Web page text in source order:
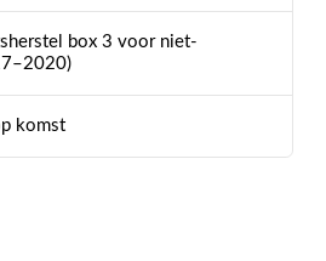
box 3 voor niet-
komst